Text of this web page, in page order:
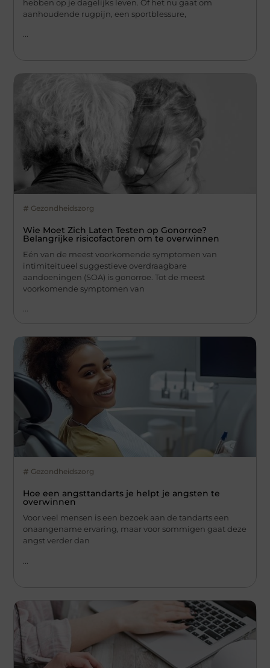
hebben op je dagelijks leven. Of het nu gaat om
aanhoudende rugpijn, een sportblessure,
Gezondheidszorg
Wie Moet Zich Laten Testen op Gonorroe?
Belangrijke risicofactoren om te overwinnen
Eén van de meest voorkomende symptomen van
intimiteitueel suggestieve overdraagbare
aandoeningen (SOA) is gonorroe. Tot de meest
voorkomende symptomen van
...
Gezondheidszorg
Hoe een angsttandarts je helpt je angsten te
overwinnen
Voor veel mensen is een bezoek aan de tandarts een
onaangename ervaring, maar voor sommigen gaat deze
angst verder dan